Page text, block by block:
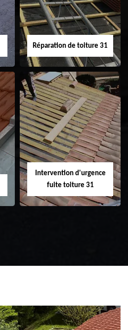
toiture 31
Réparation de toiture 31
Réparation de
toiture 31
Intervention d'urgence
fuite toiture 31